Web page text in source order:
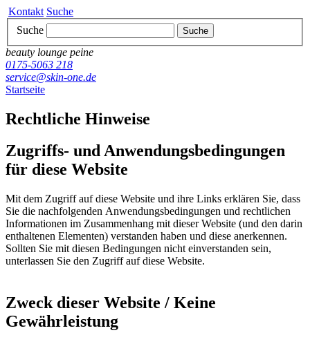
Kontakt Suche
Suche
Suche
beauty lounge peine
0175-5063 218
service@skin-one.de
Startseite
Rechtliche Hinweise
Zugriffs- und Anwendungsbedingungen
für diese Website
Mit dem Zugriff auf diese Website und ihre Links erklären Sie, dass
Sie die nachfolgenden Anwendungsbedingungen und rechtlichen
Informationen im Zusammenhang mit dieser Website (und den darin
enthaltenen Elementen) verstanden haben und diese anerkennen.
Sollten Sie mit diesen Bedingungen nicht einverstanden sein,
unterlassen Sie den Zugriff auf diese Website.
Zweck dieser Website / Keine
Gewährleistung